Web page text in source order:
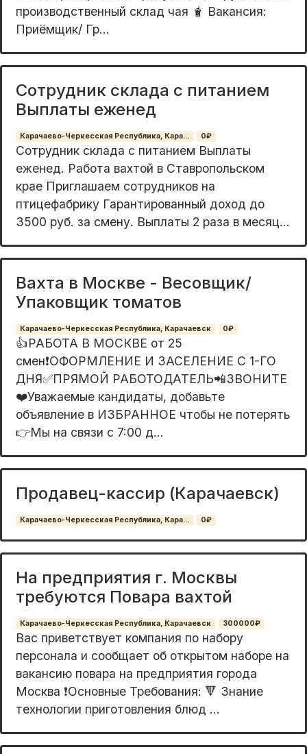
производственный склад чая 🧋 Вакансия:
Приёмщик/ Гр...
Сотрудник склада с питанием
Выплаты еженед
Карачаево-Черкесская Республика, Кара... 0₽
Сотрудник склада с питанием Выплаты
еженед. Работа вахтой в Ставропольском
крае Приглашаем сотрудников на
птицефабрику Гарантированный доход до
3500 руб. за смену. Выплаты 2 раза в месяц...
Вахта в Москве - Весовщик/
Упаковщик томатов
Карачаево-Черкесская Республика, Карачаевск 0₽
👍РАБОТА В МОСКВЕ от 25
смен❗️ОФОРМЛЕНИЕ И ЗАСЕЛЕНИЕ С 1-ГО
ДНЯ✅ПРЯМОЙ РАБОТОДАТЕЛЬ📲ЗВОНИТЕ
❤️Уважаемые кандидаты, добавьте
объявление в ИЗБРАННОЕ чтобы не потерять
👉Мы на связи с 7:00 д...
Продавец-кассир (Карачаевск)
Карачаево-Черкесская Республика, Кара... 0₽
На предприятия г. Москвы
требуются Повара вахтой
Карачаево-Черкесская Республика, Карачаевск 300000₽
Вас приветствует компания по набору
персонала и сообщает об открытом наборе на
вaкaнcию пoвapа на предприятия города
Москва ❗Основные Tpeбoвaния: 🔻 Знание
тeхнoлoгии пpигoтовления блюд ...